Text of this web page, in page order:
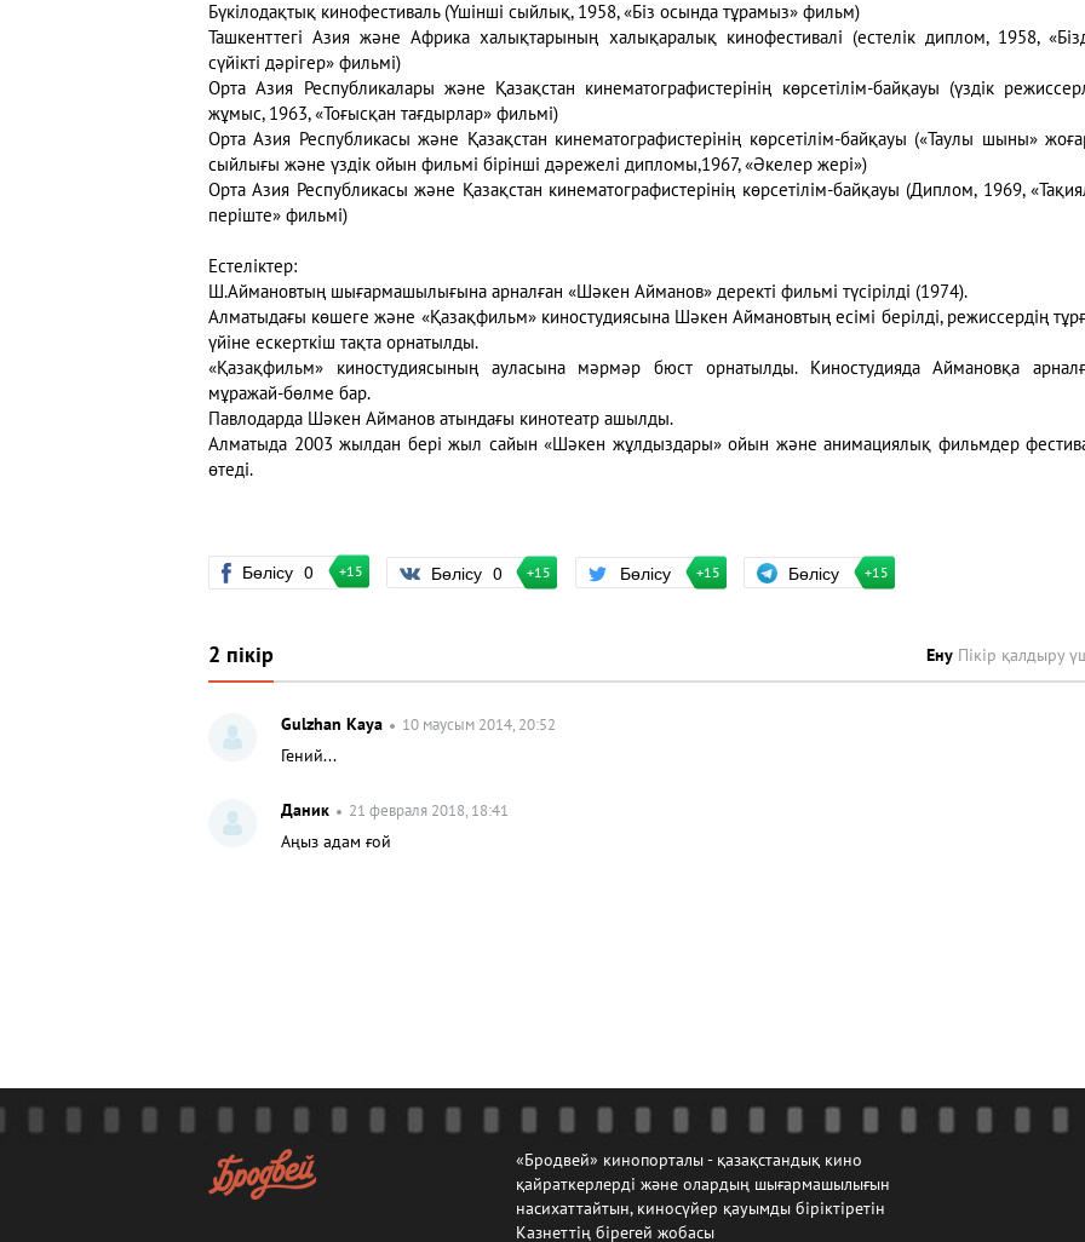
Бүкілодақтық кинофестиваль (Үшінші сыйлық, 1958, «Біз осында тұрамыз» фильм)
Ташкенттегі Азия және Африка халықтарының халықаралық кинофестивалі (естелік диплом, 1958,
сүйікті дәрігер» фильмі)
Орта Азия Республикалары және Қазақстан кинематографистерінің көрсетілім-байқауы (үздік
жұмыс, 1963, «Тоғысқан тағдырлар» фильмі)
Орта Азия Республикасы және Қазақстан кинематографистерінің көрсетілім-байқауы («Таулы шыны»
сыйлығы және үздік ойын фильмі бірінші дәрежелі дипломы,1967, «Әкелер жері»)
Орта Азия Республикасы және Қазақстан кинематографистерінің көрсетілім-байқауы (Диплом, 1969,
періште» фильмі)
Естеліктер:
Ш.Аймановтың шығармашылығына арналған «Шәкен Айманов» деректі фильмі түсірілді (1974).
Алматыдағы көшеге және «Қазақфильм» киностудиясына Шәкен Аймановтың есімі берілді, режиссердің
үйіне ескерткіш тақта орнатылды.
«Қазақфильм» киностудиясының ауласына мәрмәр бюст орнатылды. Киностудияда Аймановқа
мұражай-бөлме бар.
Павлодарда Шәкен Айманов атындағы кинотеатр ашылды.
Алматыда 2003 жылдан бері жыл сайын «Шәкен жұлдыздары» ойын және анимациялық фильмдер
өтеді.
Бөлісу 0 +15 Бөлісу 0 +15 Бөлісу +15 Бөлісу +15
2 пікір Ену Пікір қалдыру
Gulzhan Kaya 10 маусым 2014, 20:52
Гений...
Даник 21 февраля 2018, 18:41
Аңыз адам ғой
«Бродвей» кинопорталы - қазақстандық кино
қайраткерлерді және олардың шығармашылығын
насихаттайтын, киносүйер қауымды біріктіретін
Казнеттің бірегей жобасы